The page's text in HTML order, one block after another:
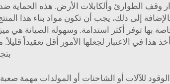
وقف الطوارئ وألكابلات الأرض. هذه الحماية
بالإضافة إلى ذلك، يجب أن تكون مواد بناء هذا
بها توفر أكثر استدامة. وسهولة الصيانة هي
هذا في الاعتبار لجعلها الأمور أقل تعقيداً
للآلات أو الشاحنات أو المولدات مهمة